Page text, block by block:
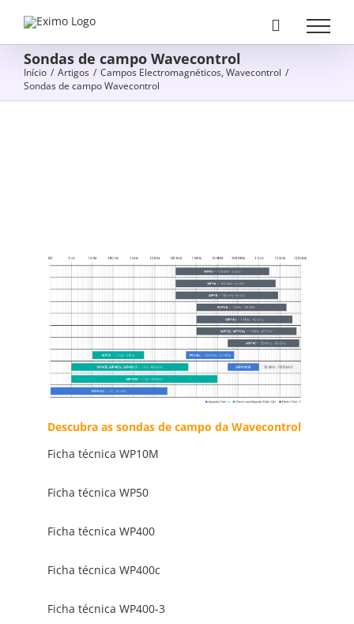
contentSondas de campo Wavecontrol
Início / Artigos / Campos Electromagnéticos, Wavecontrol /
Sondas de campo Wavecontrol
Descubra as sondas de campo da Wavecontrol
Ficha técnica WP10M
Ficha técnica WP50
Ficha técnica WP400
Ficha técnica WP400c
Ficha técnica WP400-3